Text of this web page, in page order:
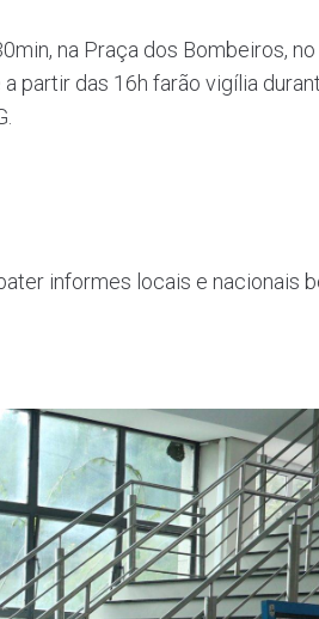
na Praça dos Bombeiros,
partir das 16h farão vigília
informes locais e nacionais